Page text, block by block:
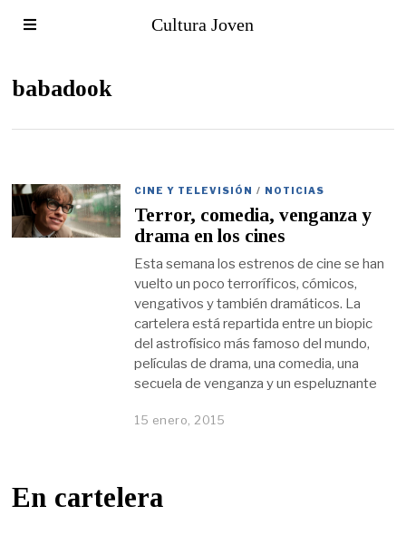
Cultura Joven
babadook
CINE Y TELEVISIÓN / NOTICIAS
Terror, comedia, venganza y
drama en los cines
Esta semana los estrenos de cine se han
vuelto un poco terroríficos, cómicos,
vengativos y también dramáticos. La
cartelera está repartida entre un biopic
del astrofísico más famoso del mundo,
películas de drama, una comedia, una
secuela de venganza y un espeluznante
15 enero, 2015
En cartelera